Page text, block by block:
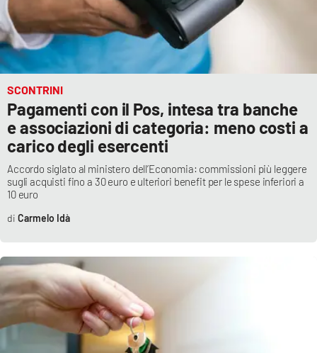
STREAMING
LaC TV
LaC Network
LaC OnAir
EDIZIONI
Crotone
Vibo Valentia
Reggio Calabria
SCONTRINI
Pagamenti con il Pos, intesa tra banche
e associazioni di categoria: meno costi a
carico degli esercenti
Accordo siglato al ministero dell’Economia: commissioni più leggere
sugli acquisti fino a 30 euro e ulteriori benefit per le spese inferiori a
10 euro
Carmelo Idà